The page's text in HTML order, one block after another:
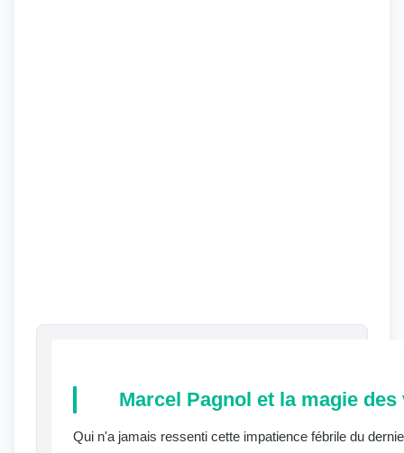
Marcel Pagnol et la magie
Qui n'a jamais ressenti cette impatience fébrile du